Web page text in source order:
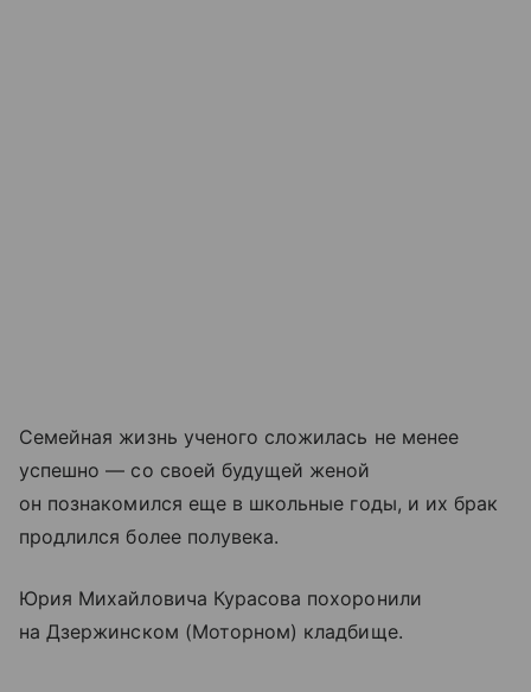
Семейная жизнь ученого сложилась не менее
успешно — со своей будущей женой
он познакомился еще в школьные годы, и их брак
продлился более полувека.
Юрия Михайловича Курасова похоронили
на Дзержинском (Моторном) кладбище.